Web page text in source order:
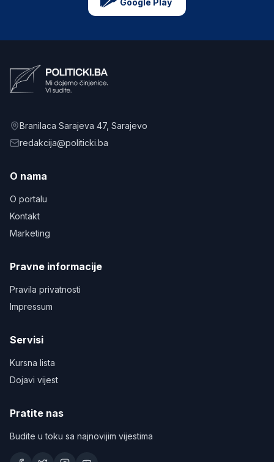
Google Play
Branilaca Sarajeva 47, Sarajevo
redakcija@politicki.ba
O nama
O portalu
Kontakt
Marketing
Pravne informacije
Pravila privatnosti
Impressum
Servisi
Kursna lista
Dojavi vijest
Pratite nas
Budite u toku sa najnovijim vijestima